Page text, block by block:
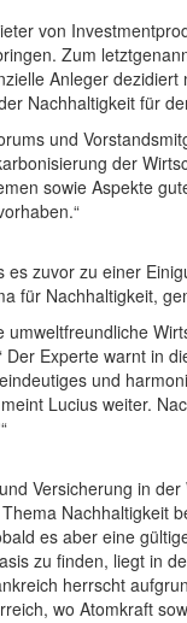
von
Zum
Anleger
Nachhaltigkeit für
und
der
sowie Aspekte
zuvor zu einer
für Nachhaltigkeit,
Experte warnt in
und
Lucius weiter.
Versicherung in
Nachhaltigkeit
es aber eine
zu finden, liegt in
herrscht
wo Atomkraft